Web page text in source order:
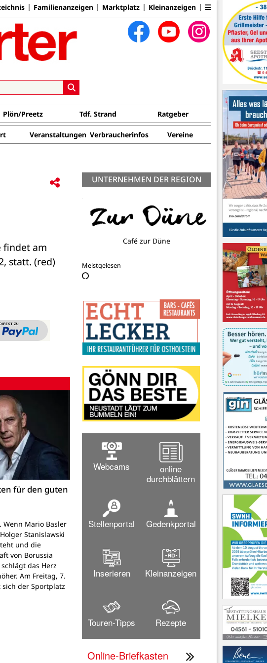
Familienanzeigen Marktplatz Kleinanzeigen
Plön/Preetz Tdf. Strand Ratgeber
Veranstaltungen Verbraucherinfos Vereine
findet am
statt. (red)
für den guten
Wenn Mario Basler
Stanislawski
und die
von Borussia
das Herz
Am Freitag, 7.
der Sportplatz
UNTERNEHMEN DER REGION
Café zur Düne
Meistgelesen
Webcams
online
durchblättern
Stellenportal Gedenkportal
Inserieren Kleinanzeigen
Touren-Tipps Rezepte
Online-Briefkasten